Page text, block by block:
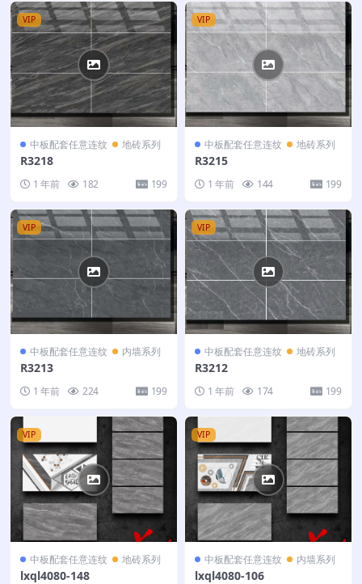
VIP
中板配套任意连纹 地砖系列
R3218
1 年前 182 199
VIP
中板配套任意连纹 地砖系列
R3215
1 年前 144 199
VIP
中板配套任意连纹 内墙系列
R3213
1 年前 224 199
VIP
中板配套任意连纹 地砖系列
R3212
1 年前 174 199
VIP
中板配套任意连纹 地砖系列
lxql4080-148
VIP
中板配套任意连纹 内墙系列
lxql4080-106